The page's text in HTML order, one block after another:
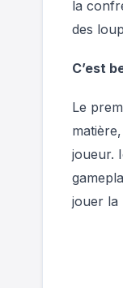
la
des
C’est
Le
joueur.
jouer la